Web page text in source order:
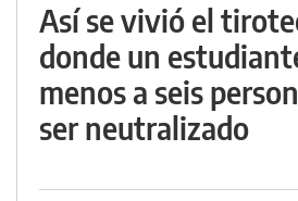
Así se vivió el
donde un
menos a seis
ser neutralizado